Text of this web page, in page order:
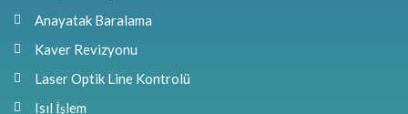
Anayatak Baralama
Kaver Revizyonu
Laser Optik Line Kontrolü
Isıl İşlem